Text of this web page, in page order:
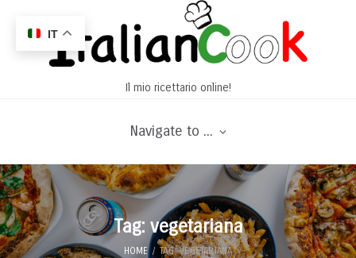
Il mio ricettario online!
Navigate to ...
Tag: vegetariana
HOME TAG: VEGETARIANA
IT